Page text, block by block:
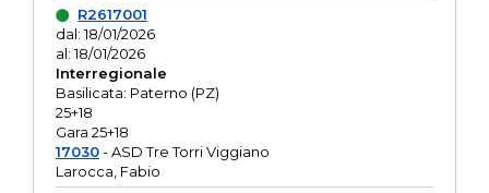
R2617001
dal: 18/01/2026
al: 18/01/2026
Interregionale
Basilicata: Paterno (PZ)
25+18
Gara 25+18
17030- ASD Tre Torri Viggiano
Larocca, Fabio